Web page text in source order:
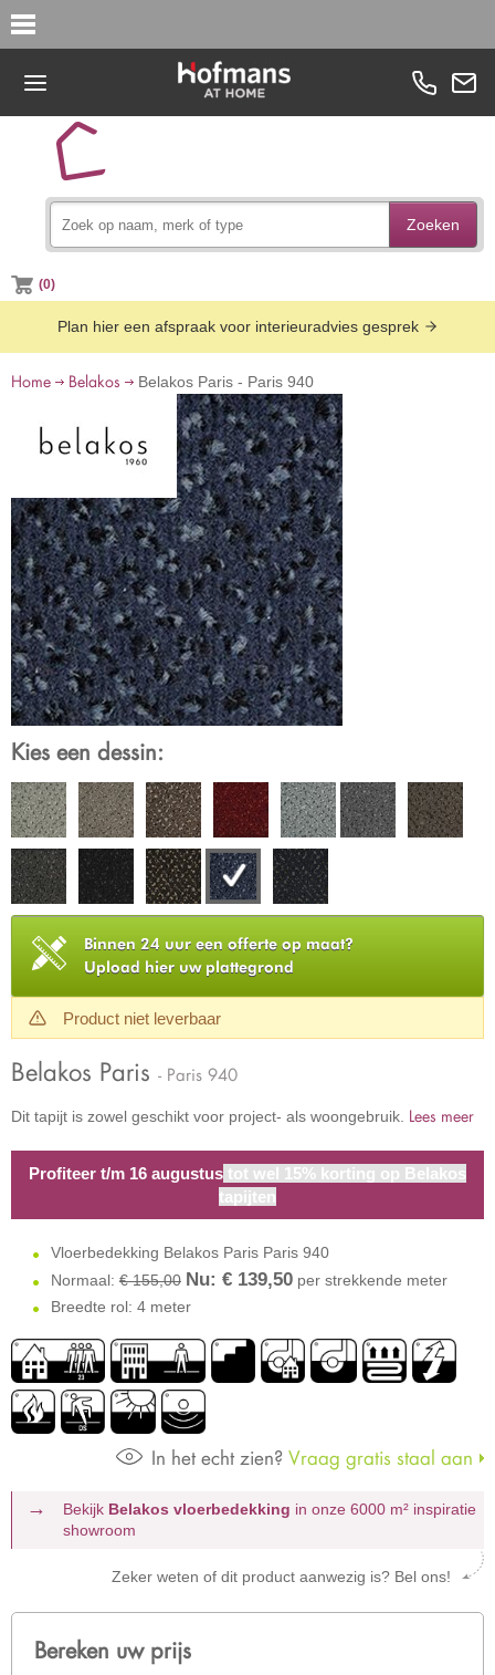
Zoeken
(0)
Plan hier een afspraak voor interieuradvies gesprek
Home Belakos Belakos Paris - Paris 940
Kies een dessin:
Binnen 24 uur een offerte op maat?
Upload hier uw plattegrond
Product niet leverbaar
Belakos Paris - Paris 940
Dit tapijt is zowel geschikt voor project- als woongebruik. Lees meer
Profiteer t/m 16 augustus tot wel 15% korting op Belakos
tapijten
Vloerbedekking Belakos Paris Paris 940
Normaal: € 155,00 Nu: € 139,50 per strekkende meter
Breedte rol: 4 meter
In het echt zien? Vraag gratis staal aan
Bekijk Belakos vloerbedekking in onze 6000 m² inspiratie
showroom
Zeker weten of dit product aanwezig is? Bel ons!
Bereken uw prijs